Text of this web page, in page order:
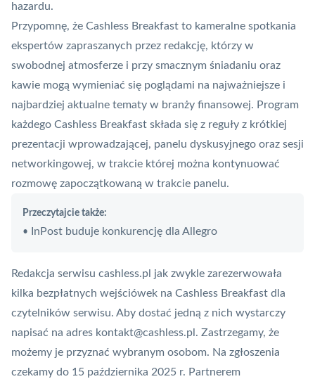
hazardu.
Przypomnę, że Cashless Breakfast to kameralne spotkania
ekspertów zapraszanych przez redakcję, którzy w
swobodnej atmosferze i przy smacznym śniadaniu oraz
kawie mogą wymieniać się poglądami na najważniejsze i
najbardziej aktualne tematy w branży finansowej. Program
każdego Cashless Breakfast składa się z reguły z krótkiej
prezentacji wprowadzającej, panelu dyskusyjnego oraz sesji
networkingowej, w trakcie której można kontynuować
rozmowę zapoczątkowaną w trakcie panelu.
Przeczytajcie także:
•
InPost buduje konkurencję dla Allegro
Redakcja serwisu cashless.pl jak zwykle zarezerwowała
kilka bezpłatnych wejściówek na Cashless Breakfast dla
czytelników serwisu. Aby dostać jedną z nich wystarczy
napisać na adres kontakt@cashless.pl . Zastrzegamy, że
możemy je przyznać wybranym osobom. Na zgłoszenia
czekamy do 15 października 2025 r. Partnerem